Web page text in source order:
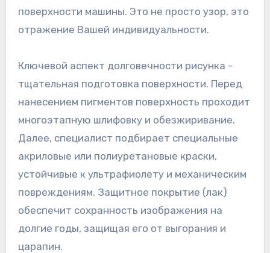
поверхности машины. Это не просто узор, это
отражение Вашей индивидуальности.
Ключевой аспект долговечности рисунка –
тщательная подготовка поверхности. Перед
нанесением пигментов поверхность проходит
многоэтапную шлифовку и обезжиривание.
Далее, специалист подбирает специальные
акриловые или полиуретановые краски,
устойчивые к ультрафиолету и механическим
повреждениям. Защитное покрытие (лак)
обеспечит сохранность изображения на
долгие годы, защищая его от выгорания и
царапин.